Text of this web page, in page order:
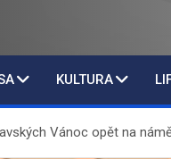
KULTURA
Vánoc opět na